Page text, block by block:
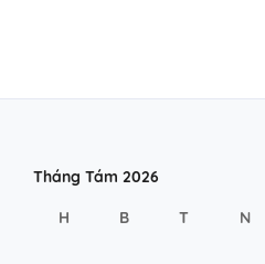
Tháng Tám 2026
H B T N